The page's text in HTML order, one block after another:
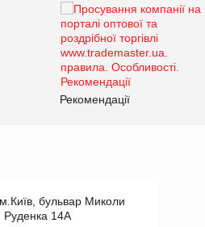
Рекомендації
м.Київ, бульвар Миколи
Руденка 14А